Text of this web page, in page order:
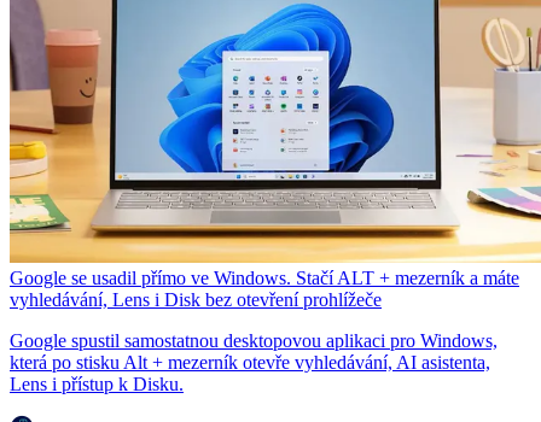
Google se usadil přímo ve Windows. Stačí ALT + mezerník a máte
vyhledávání, Lens i Disk bez otevření prohlížeče
Google spustil samostatnou desktopovou aplikaci pro Windows,
která po stisku Alt + mezerník otevře vyhledávání, AI asistenta,
Lens i přístup k Disku.